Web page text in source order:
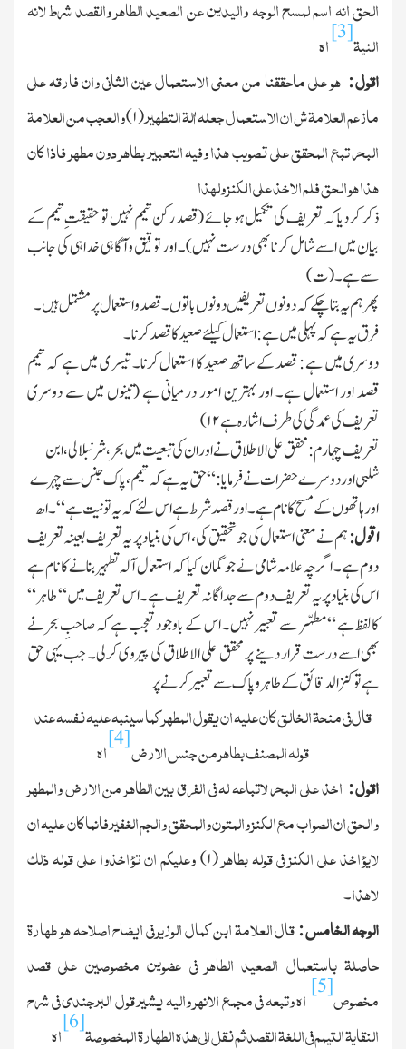
الحق انہ اسم لمسح الوجہ والیدین عن الصعید الطاھر والقصد شرط لانہ
النیۃ[3]اھ
اقول: ھو علی ماحققنا من معنی الاستعمال عین الثانی وان فارقہ علی
مازعم العلامۃ ش ان الاستعمال جعلہ اٰلۃ التطھیر(۱)والعجب من العلامۃ
البحر تبع المحقق علی تصویب ھذا وفیہ التعبیر بطاھر دون مطھر فاذا کان
ھذا ھو الحق فلم الاخذ علی الکنز ولھذا
ذکر کردیا کہ تعریف کی تکمیل ہوجائے (قصد رکن تیمم نہیں تو حقیقتِ تیمم کے
بیان میں اسے شامل کرنا بھی درست نہیں)۔ اور توقیق وآگاہی خدا ہی کی جانب
سے ہے۔ (ت)
پھر ہم یہ بتا چکے کہ دونوں تعریفیں دونوں باتوں۔ قصد واستعمال پر مشتمل ہیں۔
فرق یہ ہے کہ پہلی میں ہے : استعمال کیلئے صعید کا قصد کرنا۔
دوسری میں ہے : قصد کے ساتھ صعید کا استعمال کرنا۔ تیسری میں ہے کہ تیمم
قصد اور استعمال ہے۔ اور بہترین امور درمیانی ہے (تینوں میں سے دوسری
تعریف کی عمدگی کی طرف اشارہ ہے۱۲)
تعریف چہارم : محقق علی الاطلاق نے اور ان کی تبعیت میں بحر ، شرنبلالی ، ابن
شلبی اور دوسرے حضرات نے فرمایا : “ حق یہ ہے کہ تیمم ، پاك جنس سے چہرے
اور ہاتھوں کے مسح کا نام ہے۔ اور قصد شرط ہے اس لئے کہ یہ تو نیت ہے “ ۔ اھ
اقول :ہم نے معنی استعمال کی جو تحقیق کی ، اس کی بنیاد پر یہ تعریف بعینہ تعریف
دوم ہے۔ اگرچہ علامہ شامی نے جو گمان کیا کہ استعمال آلہ تطہیر بنانے کا نام ہے
اس کی بنیاد پر یہ تعریف دوم سے جداگانہ تعریف ہے۔ اس تعریف میں “ طاہر “
کالفظ ہے “ مطہّر سے تعبیر نہیں۔ اس کے باوجود تعجب ہے کہ صاحبِ بحر نے
بھی اسے درست قرار دینے پر محقق علی الاطلاق کی پیروی کرلی۔ جب یہی حق
ہے تو کنز الدقائق کے طاہر وپاك سے تعبیر کرنے پر
قال فی منحۃ الخالق کان علیہ ان یقول المطھر کما سینبہ علیہ نفسہ عند
قولہ المصنف بطاھر من جنس الارض[4]اھ
اقول: اخذ علی البحر لاتباعہ لہ فی الفرق بین الطاھر من الارض والمطھر
والحق ان الصواب مع الکنز والمتون والمحقق والجم الغفیر فانما کان علیہ ان
لایؤاخذ علی الکنز فی قولہ بطاھر(۱)وعلیکم ان تؤاخذوا علی قولہ ذلك
لاھذا۔
الوجہ الخامس:قال العلامۃ ابن کمال الوزیر فی ایضاح اصلاحہ ھو طہارۃ
حاصلۃ باستعمال الصعید الطاھر فی عضوین مخصوصین علی قصد
مخصوص[5] اھ وتبعہ فی مجمع الانھر والیہ یشیر قول البرجندی فی شرح
النقایۃ التیمم فی اللغۃ القصد ثم نقل الی ھذہ الطھارۃ المخصوصۃ[6]اھ